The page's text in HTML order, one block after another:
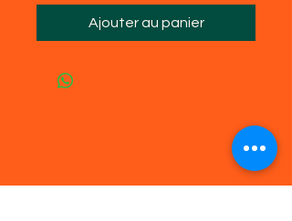
Ajouter au panier